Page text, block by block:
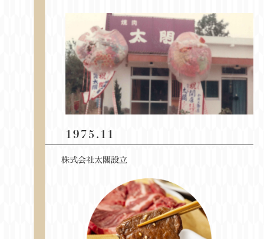
1975.11
株式会社太閣設立